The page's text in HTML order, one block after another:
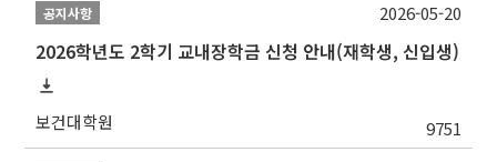
공지사항
2026학년도 2학기 교내장학금 신청 안내(재학생, 신입생)
보건대학원 9751
2026-05-20